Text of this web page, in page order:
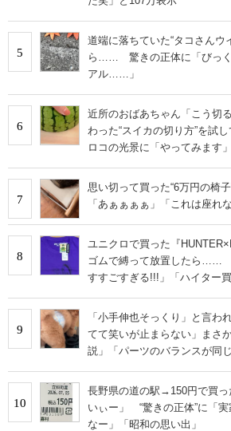
5
道端に落ちていた“タコさん
ら…… 驚きの正体に「びっく
アル……」
6
近所のおばあちゃん「こう切
わった“スイカの切り方”を
ロコの光景に「やってみます」
7
思い切って買った“6万円の椅
「あぁぁぁぁ」「これは座れ
8
ユニクロで買った『
ゴムで縛って放置したら……
すすごすぎる!!!」「ハイター買
9
「小手伸也そっくり」と言
てて笑いが止まらない」まさ
説」「パーツのバランスが同じ
10
長野県の道の駅→150円で買
いぃー」 “驚きの正体”に「
なー」「昭和の思い出」